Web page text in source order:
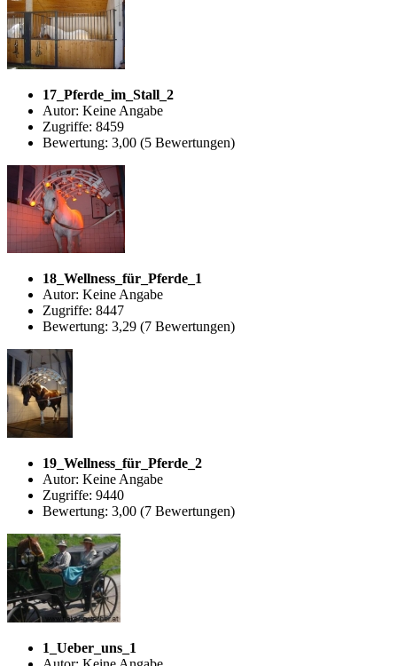
17_Pferde_im_Stall_2
Autor: Keine Angabe
Zugriffe: 8459
Bewertung: 3,00 (5 Bewertungen)
18_Wellness_für_Pferde_1
Autor: Keine Angabe
Zugriffe: 8447
Bewertung: 3,29 (7 Bewertungen)
19_Wellness_für_Pferde_2
Autor: Keine Angabe
Zugriffe: 9440
Bewertung: 3,00 (7 Bewertungen)
1_Ueber_uns_1